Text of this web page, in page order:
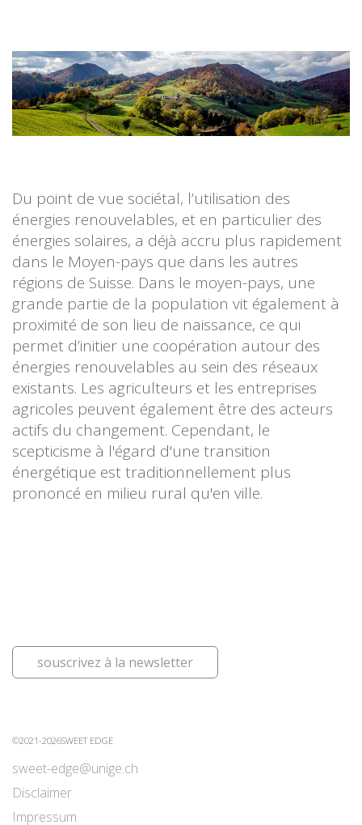
Du point de vue sociétal, l’utilisation des
énergies renouvelables, et en particulier des
énergies solaires, a déjà accru plus rapidement
dans le Moyen-pays que dans les autres
régions de Suisse. Dans le moyen-pays, une
grande partie de la population vit également à
proximité de son lieu de naissance, ce qui
permet d’initier une coopération autour des
énergies renouvelables au sein des réseaux
existants. Les agriculteurs et les entreprises
agricoles peuvent également être des acteurs
actifs du changement. Cependant, le
scepticisme à l'égard d'une transition
énergétique est traditionnellement plus
prononcé en milieu rural qu'en ville.
souscrivez à la newsletter
©2021-2026SWEET EDGE
sweet-edge@unige.ch
Disclaimer
Impressum